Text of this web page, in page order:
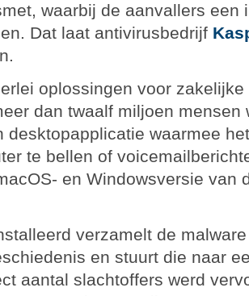
waarbij de aanvallers een
Dat laat antivirusbedrijf
oplossingen voor
dan twaalf miljoen mensen
desktopapplicatie waarmee
te bellen of
en Windowsversie van
verzamelt de
en stuurt die naar
aantal slachtoffers werd